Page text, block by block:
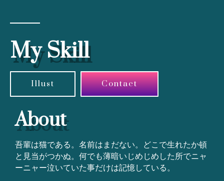
My Skill
Illust Contact
About
吾輩は猫である。名前はまだない。どこで生れたか頓
と見当がつかぬ。何でも薄暗いじめじめした所でニャ
ーニャー泣いていた事だけは記憶している。